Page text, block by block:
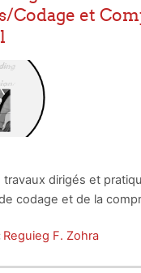
Codage et
travaux dirigés et
codage et de la
numériques.
Reguieg F. Zohra